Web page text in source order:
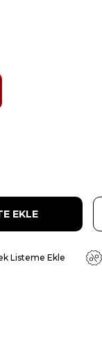
Listeme Ekle